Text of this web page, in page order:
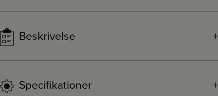
Beskrivelse
Specifikationer